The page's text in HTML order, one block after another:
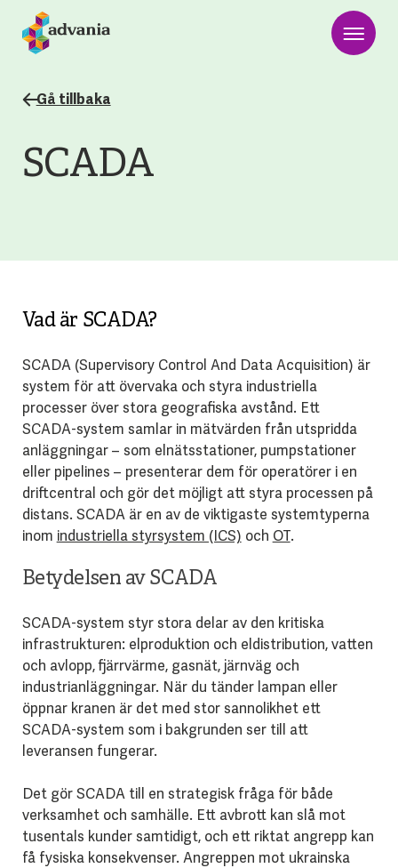
Gå tillbaka
SCADA
Vad är SCADA?
SCADA (Supervisory Control And Data Acquisition) är
system för att övervaka och styra industriella
processer över stora geografiska avstånd. Ett
SCADA-system samlar in mätvärden från utspridda
anläggningar – som elnätsstationer, pumpstationer
eller pipelines – presenterar dem för operatörer i en
driftcentral och gör det möjligt att styra processen på
distans. SCADA är en av de viktigaste systemtyperna
inom industriella styrsystem (ICS) och OT.
Betydelsen av SCADA
SCADA-system styr stora delar av den kritiska
infrastrukturen: elproduktion och eldistribution, vatten
och avlopp, fjärrvärme, gasnät, järnväg och
industrianläggningar. När du tänder lampan eller
öppnar kranen är det med stor sannolikhet ett
SCADA-system som i bakgrunden ser till att
leveransen fungerar.
Det gör SCADA till en strategisk fråga för både
verksamhet och samhälle. Ett avbrott kan slå mot
tusentals kunder samtidigt, och ett riktat angrepp kan
få fysiska konsekvenser. Angreppen mot ukrainska